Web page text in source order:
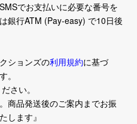
でお支払いに必要な番号を
銀行ATM (Pay-easy) で10日後
ションズの利用規約に基づ
。
さい。
商品発送後のご案内までお振
します』